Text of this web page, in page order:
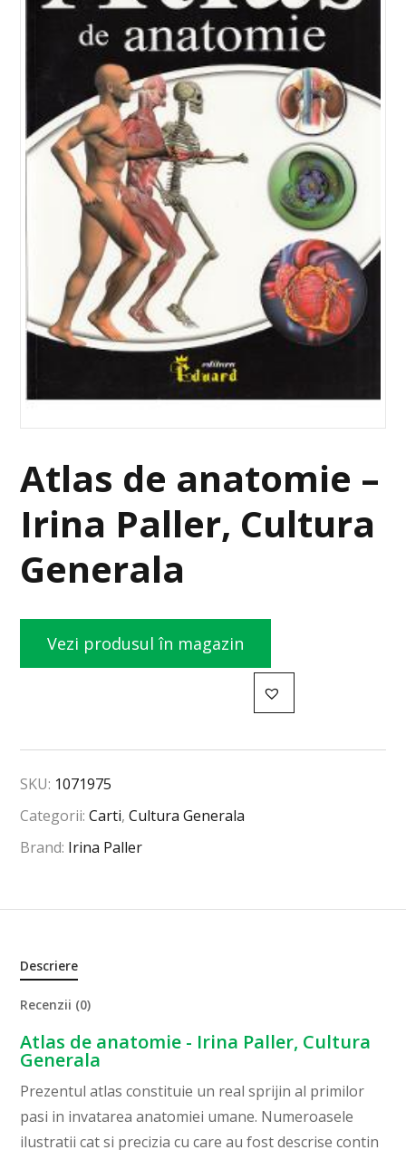
Atlas de anatomie –
Irina Paller, Cultura
Generala
Vezi produsul în magazin
SKU: 1071975
Categorii:Carti,Cultura Generala
Brand: Irina Paller
Descriere
Recenzii (0)
Atlas de anatomie - Irina Paller, Cultura
Generala
Prezentul atlas constituie un real sprijin al primilor
pasi in invatarea anatomiei umane. Numeroasele
ilustratii cat si precizia cu care au fost descrise contin